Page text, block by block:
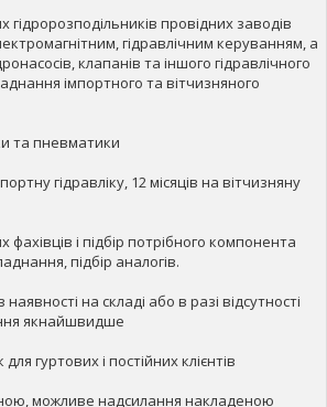
провідних заводів
гідравлічним керуванням, а
клапанів та іншого гідравлічного
імпортного та вітчизняного
та пневматики
гідравліку, 12 місяців на вітчизняну
фахівців і підбір потрібного компонента
підбір аналогів.
на складі або в разі відсутності
якнайшвидше
гуртових і постійних клієнтів
можливе надсилання накладеною